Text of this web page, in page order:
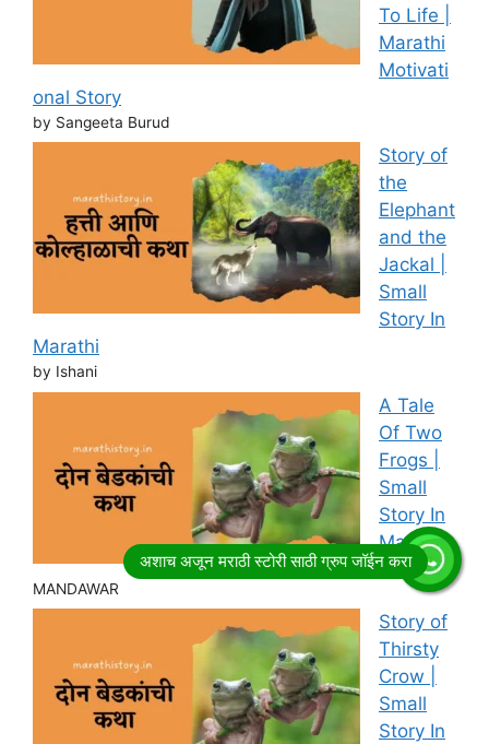
To Life |
Marathi
Motivati
onal Story
by Sangeeta Burud
Story of
the
Elephant
and the
Jackal |
Small
Story In
Marathi
by Ishani
A Tale
Of Two
Frogs |
Small
Story In
Marathi
by RITESH
MANDAWAR
Story of
Thirsty
Crow |
Small
Story In